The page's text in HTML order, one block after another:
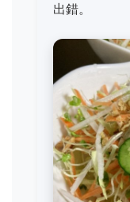
出錯。